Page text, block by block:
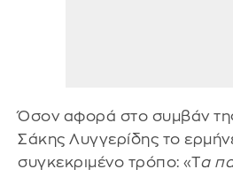
Όσον αφορά στο συμβάν
Σάκης Λυγγερίδης το
συγκεκριμένο τρόπο: «Τα